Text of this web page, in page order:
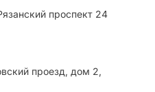
проспект 24
проезд, дом 2,